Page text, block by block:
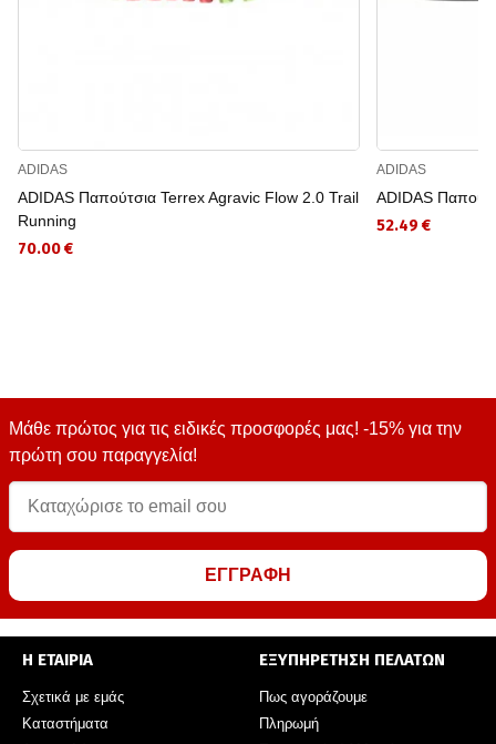
ADIDAS
ADIDAS Παπούτσια Terrex Agravic Flow 2.0 Trail
Running
70.00 €
ADIDAS
ADIDAS
52.49 €
Μάθε πρώτος για τις ειδικές προσφορές μας! -15% για την
πρώτη σου παραγγελία!
ΕΓΓΡΑΦΗ
Η ΕΤΑΙΡΙΑ
Σχετικά με εμάς
Καταστήματα
ΕΞΥΠΗΡΕΤΗΣΗ ΠΕΛΑΤΩΝ
Πως αγοράζουμε
Πληρωμή